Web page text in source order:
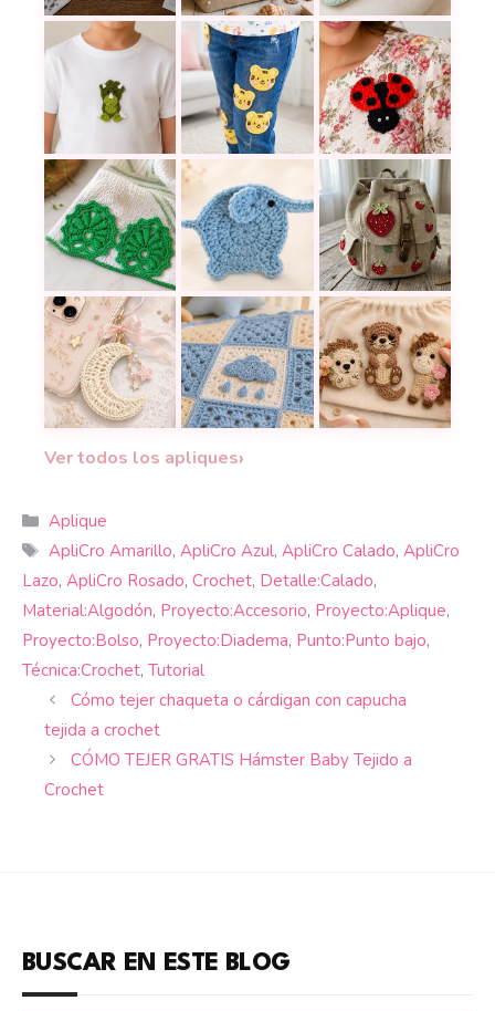
Aprende a hacer una hoja a crochet fácil y
El pequeño pececito a crochet
Cómo tejer hojas
El aplique de dinosaurio a crochet que en
Cómo hacer un aplique de tigre
Cómo tejer una
Un aplique de hoja a crochet con relieve y
Aplique de elefante a crochet:
Decora una
Adorno de luna a crochet para celular: patrón,
Manta de bebé con grannys a
Ver todos los apliques›
Categorías
Aplique
Etiquetas
ApliCro Amarillo, ApliCro Azul, ApliCro Calado, ApliCro
Lazo, ApliCro Rosado, Crochet, Detalle:Calado,
Material:Algodón, Proyecto:Accesorio, Proyecto:Aplique,
Proyecto:Bolso, Proyecto:Diadema, Punto:Punto bajo,
Técnica:Crochet, Tutorial
Cómo tejer chaqueta o cárdigan con capucha
tejida a crochet
CÓMO TEJER GRATIS Hámster Baby Tejido a
Crochet
BUSCAR EN ESTE BLOG